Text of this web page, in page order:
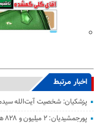
اخبار مرتبط
پزشکیان: شخصیت آیت‌الله
پورجمشیدیان: ۲ میلیون و ۸۲۸ هزار زائر اربعین به کشور بازگشتند